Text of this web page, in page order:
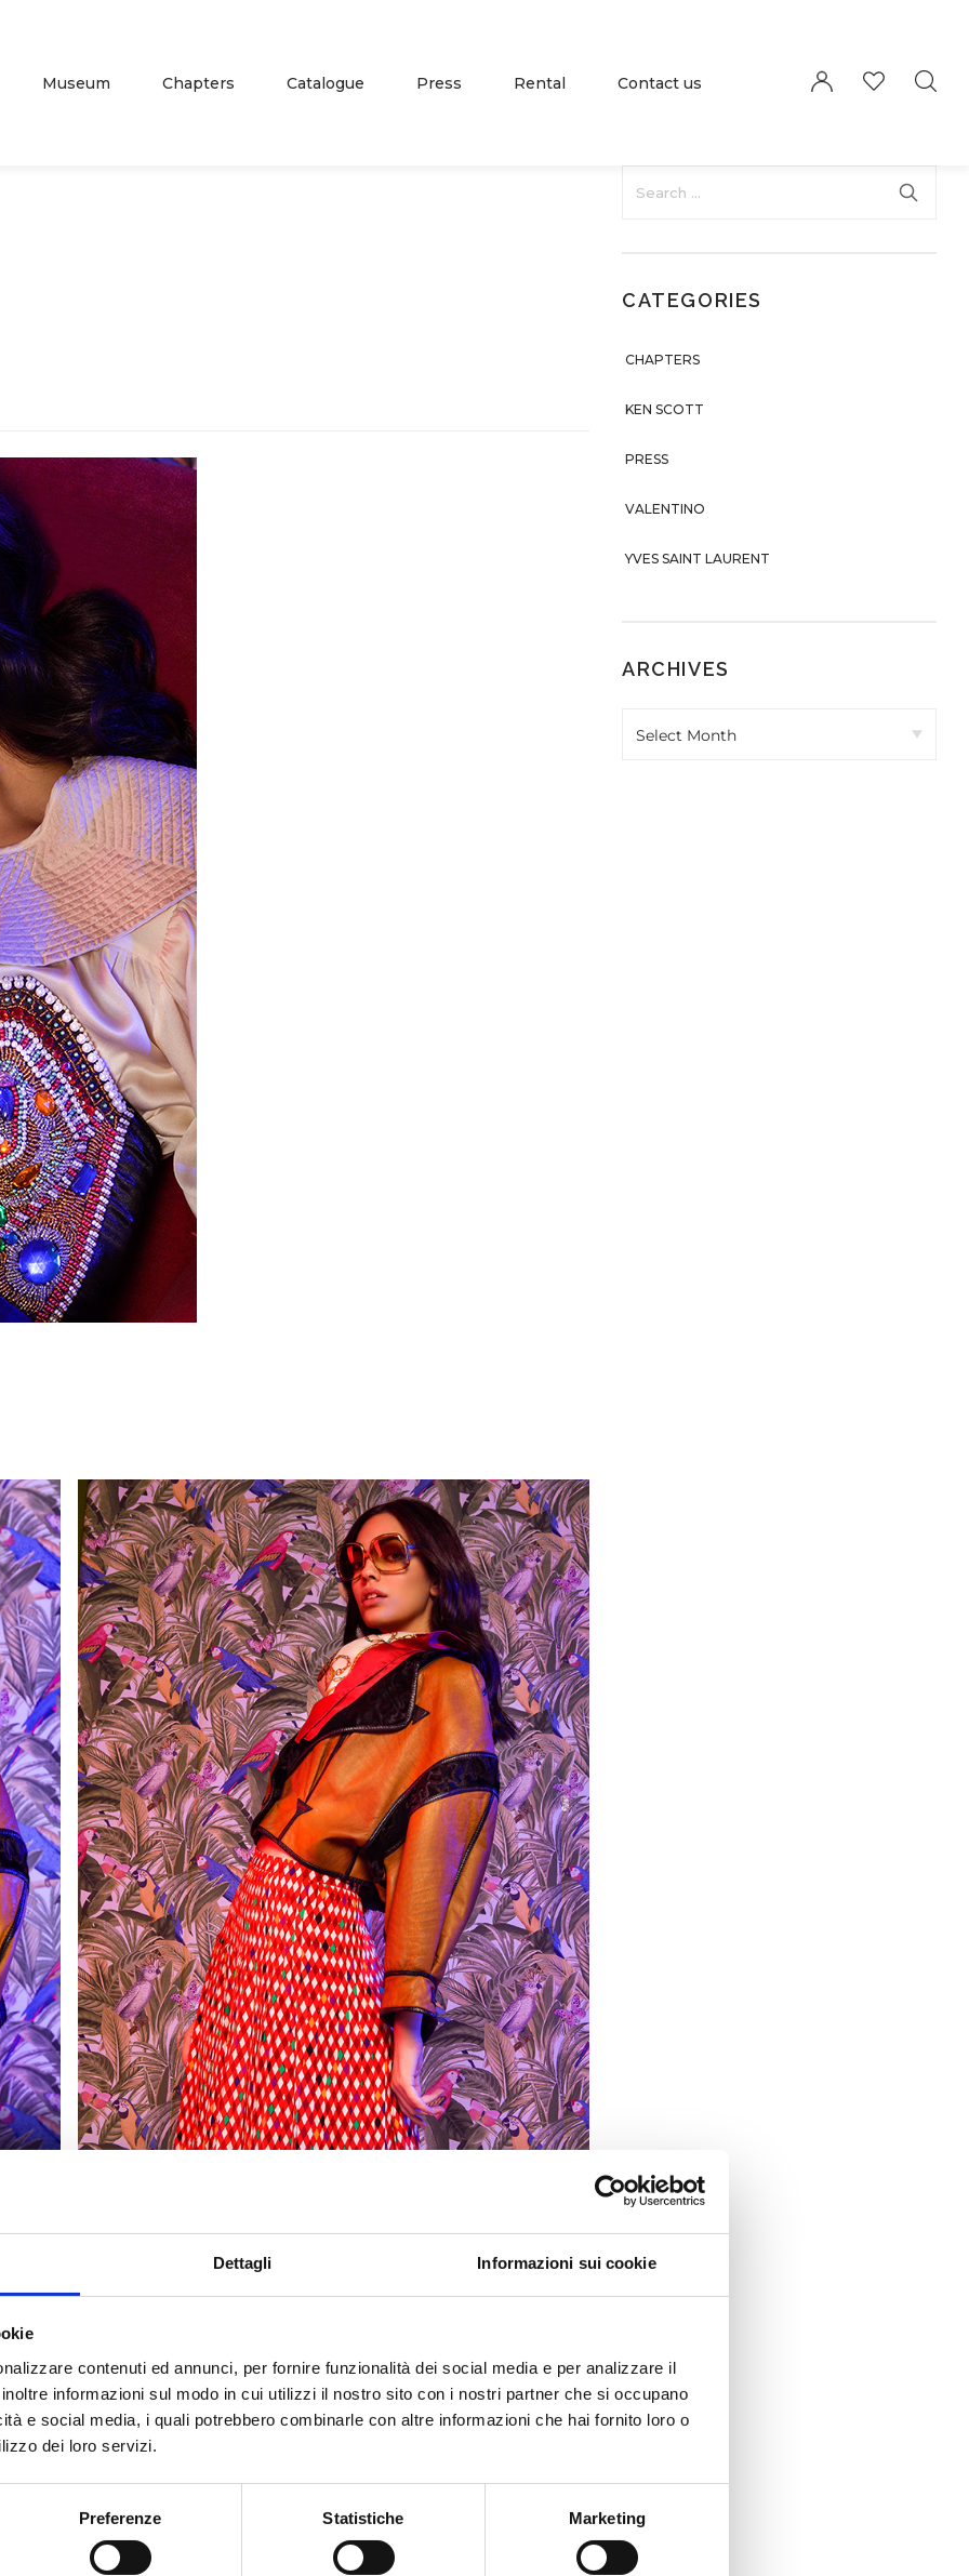
Dettagli Informazioni sui cookie
contenuti ed annunci, per fornire funzionalità dei social media e per analizzare il
informazioni sul modo in cui utilizzi il nostro sito con i nostri partner che si occupano
e social media, i quali potrebbero combinarle con altre informazioni che hai fornito loro o
dei loro servizi.
Preferenze Statistiche Marketing
Millions of people around the world visit
leading marketplace paired with an
Privacy Policy Forums
Meetups
Museum Chapters Catalogue Press Rental Contact us
CATEGORIES
CHAPTERS
KEN SCOTT
PRESS
VALENTINO
YVES SAINT LAURENT
ARCHIVES